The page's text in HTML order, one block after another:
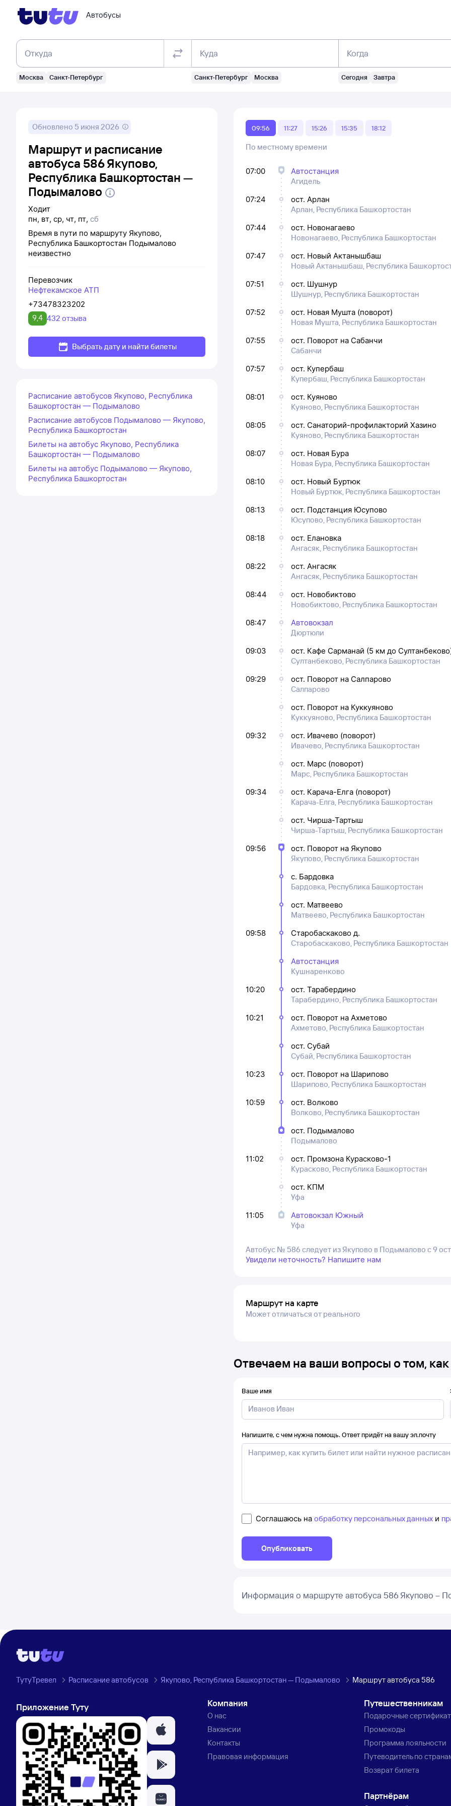
Автобусы
Откуда
Москва Санкт-Петербург
Куда
Санкт-Петербург Москва
Когда
Сегодня Завтра
Обновлено 5 июня 2026
Маршрут и расписание
автобуса 586 Якупово,
Республика Башкортостан —
Подымалово
Ходит
пн, вт, ср, чт, пт, сб
Время в пути по маршруту Якупово,
Республика Башкортостан Подымалово
неизвестно
Перевозчик
Нефтекамское АТП
+73478323202
9,4 432 отзыва
Выбрать дату и найти билеты
09:56 11:27 15:26 15:35 18:12
По местному времени
07:00
Автостанция
Агидель
07:24
ост. Арлан
Арлан, Республика Башкортостан
07:44
ост. Новонагаево
Новонагаево, Республика Башкортостан
07:47
ост. Новый Актанышбаш
Новый Актанышбаш, Республика
07:51
ост. Шушнур
Шушнур, Республика Башкортостан
07:52
ост. Новая Мушта (поворот)
Новая Мушта, Республика Башкортостан
07:55
ост. Поворот на Сабанчи
Сабанчи
07:57
ост. Купербаш
Купербаш, Республика Башкортостан
08:01
ост. Куяново
Куяново, Республика Башкортостан
08:05
ост. Санаторий-профилакторий Хазино
Куяново, Республика Башкортостан
08:07
ост. Новая Бура
Новая Бура, Республика Башкортостан
08:10
ост. Новый Буртюк
Новый Буртюк, Республика Башкортостан
08:13
ост. Подстанция Юсупово
Юсупово, Республика Башкортостан
08:18
ост. Елановка
Ангасяк, Республика Башкортостан
08:22
ост. Ангасяк
Ангасяк, Республика Башкортостан
08:44
ост. Новобиктово
Новобиктово, Республика Башкортостан
08:47
Автовокзал
Дюртюли
09:03
ост. Кафе Сарманай (5 км до
Султанбеково, Республика Башкортостан
09:29
ост. Поворот на Салпарово
Салпарово
ост. Поворот на Куккуяново
Куккуяново, Республика Башкортостан
09:32
ост. Ивачево (поворот)
Ивачево, Республика Башкортостан
ост. Марс (поворот)
Марс, Республика Башкортостан
09:34
ост. Карача-Елга (поворот)
Карача-Елга, Республика Башкортостан
ост. Чирша-Тартыш
Чирша-Тартыш, Республика Башкортостан
09:56
ост. Поворот на Якупово
Якупово, Республика Башкортостан
с. Бардовка
Бардовка, Республика Башкортостан
ост. Матвеево
Матвеево, Республика Башкортостан
09:58
Старобаскаково д.
Старобаскаково, Республика Башкортостан
Автостанция
Кушнаренково
10:20
ост. Тарабердино
Тарабердино, Республика Башкортостан
10:21
ост. Поворот на Ахметово
Ахметово, Республика Башкортостан
ост. Субай
Субай, Республика Башкортостан
10:23
ост. Поворот на Шарипово
Шарипово, Республика Башкортостан
10:59
ост. Волково
Волково, Республика Башкортостан
ост. Подымалово
Подымалово
11:02
ост. Промзона Курасково-1
Курасково, Республика Башкортостан
ост. КПМ
Уфа
11:05
Автовокзал Южный
Уфа
Автобус № 586 следует из Якупово в Подымалово с 9
Увидели неточность? Напишите нам
Маршрут на карте
Может отличаться от реального
Отвечаем на ваши вопросы о том, как
Ваше имя
Напишите, с чем нужна помощь. Ответ придёт на вашу эл.почту
Соглашаюсь на обработку персональных данных и
Опубликовать
Информация о маршруте автобуса 586 Якупово –
Расписание автобусов Якупово, Республика
Башкортостан — Подымалово
Расписание автобусов Подымалово — Якупово,
Республика Башкортостан
Билеты на автобус Якупово, Республика
Башкортостан — Подымалово
Билеты на автобус Подымалово — Якупово,
Республика Башкортостан
ТутуТревел Расписание автобусов Якупово, Республика Башкортостан — Подымалово Маршрут автобуса 586
Приложение Туту Компания
О нас
Вакансии
Контакты
Правовая информация
Путешественникам
Подарочные
Промокоды
Программа лояльности
Путеводитель по
Возврат билета
Партнёрам